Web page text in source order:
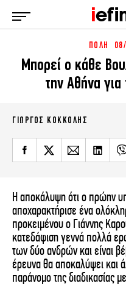
NON PAPER
ΟΙΚΟΝΟΜΙΑ
ΖΩΗ
ΓΥΝΑΙΚΑ
ΠΟΛΗ
ΤΕΧΝΟΛΟΓΙΑ
DESIGN
EURO
PODCAST
iOPINIONS
iBOOKS
ΓΙΏΡΓΟΣ ΚΟΚΚΌΛΗΣ
ΠΟΛΗ
Μπορεί ο κάθε
την Αθήνα
Η αποκάλυψη ότι ο πρώην
αποχαρακτήρισε ένα
προκειμένου ο Γιάννης
κατεδάφιση γεννά πολλά
των δύο ανδρών και είναι
έρευνα θα αποκαλύψει και
παράνομο της διαδικασίας